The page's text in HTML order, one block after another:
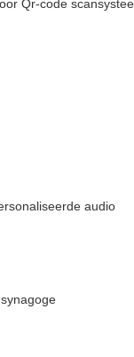
Qr-code
audio